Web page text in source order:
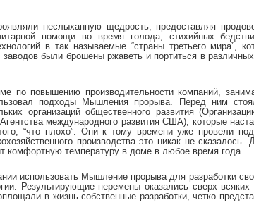
неслыханную щедрость, предоставляя
помощи во время голода, стихийных
в так называемые “страны третьего мира”,
были брошены ржаветь и портиться в
по повышению производительности компаний,
подходы Мышления прорыва. Перед ним
организаций общественного развития
международного развития США), которые
“что плохо”. Они к тому времени уже провели
производства это никак не сказалось.
комфортную температуру в доме в любое время года.
использовать Мышление прорыва для разработки
Результирующие перемены оказались сверх
в жизнь собственные разработки, четко